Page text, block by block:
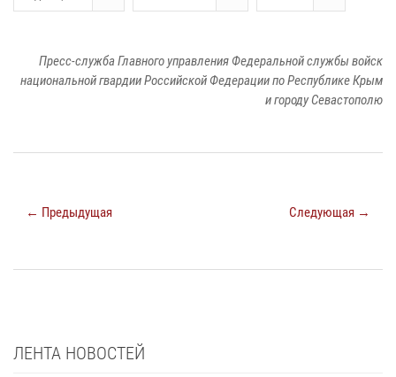
Пресс-служба Главного управления Федеральной службы войск
национальной гвардии Российской Федерации по Республике Крым
и городу Севастополю
← Предыдущая Следующая →
ЛЕНТА НОВОСТЕЙ